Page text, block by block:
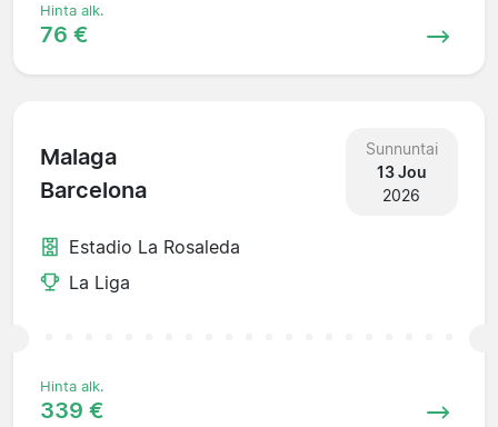
Hinta alk.
76 €
Malaga
Barcelona
Sunnuntai
13 Jou
2026
Estadio La Rosaleda
La Liga
Hinta alk.
339 €